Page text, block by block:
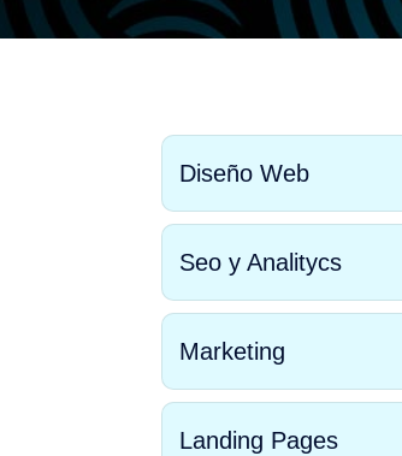
Diseño Web
Seo y Analitycs
Marketing
Landing Pages